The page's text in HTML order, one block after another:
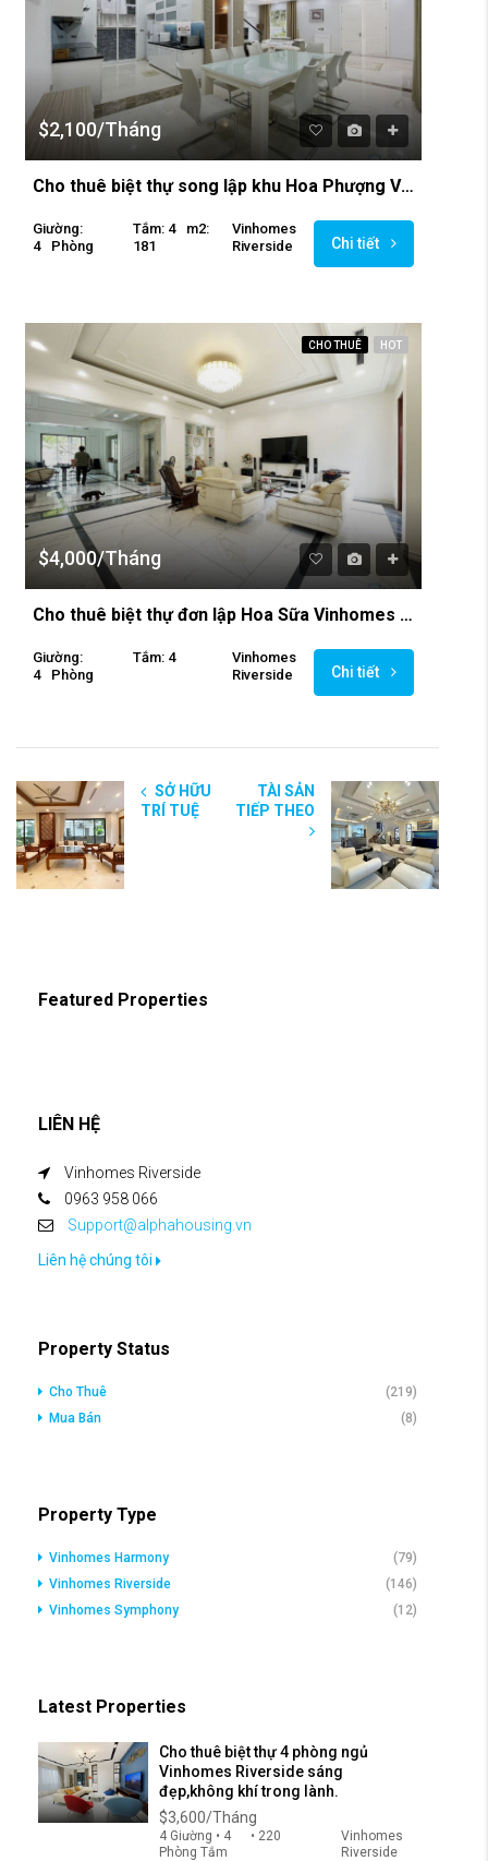
$2,100/Tháng
Cho thuê biệt thự song lập khu Hoa Phượng Vinhomes Riverside
Giường:
4
Phòng
Tắm: 4
M2:
181
Vinhomes
Riverside
Chi tiết
CHO THUÊ HOT
$4,000/Tháng
Cho thuê biệt thự đơn lập Hoa Sữa Vinhomes Riverside
Giường:
4
Phòng
Tắm: 4
Vinhomes
Riverside
Chi tiết
SỞ HỮU
TRÍ TUỆ
TÀI SẢN
TIẾP THEO
Featured Properties
LIÊN HỆ
Vinhomes Riverside
0963 958 066
Support@alphahousing.vn
Liên hệ chúng tôi
Property Status
Cho Thuê
(219)
Mua Bán
(8)
Property Type
Vinhomes Harmony
(79)
Vinhomes Riverside
(146)
Vinhomes Symphony
(12)
Latest Properties
Cho thuê biệt thự 4 phòng ngủ
Vinhomes Riverside sáng
đẹp,không khí trong lành.
$3,600/Tháng
4 Giường • 4
Phòng Tắm
• 220
Vinhomes
Riverside